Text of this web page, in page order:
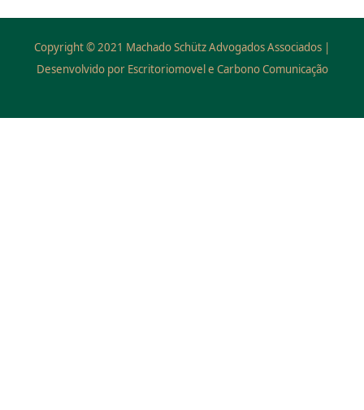
Copyright © 2021 Machado Schütz Advogados Associados |
Desenvolvido por Escritoriomovel e Carbono Comunicação